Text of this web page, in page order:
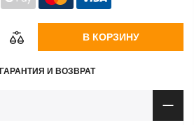
В КОРЗИНУ
ГАРАНТИЯ И ВОЗВРАТ